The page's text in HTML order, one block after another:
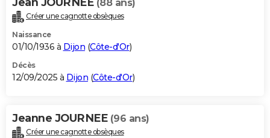
Bricolage
Lifestyle
Culture
Sport
Auto
Television
Voyage
Cinema
(88 ans)
Créer une cagnotte obsèques
Naissance
01/10/1936 à Dijon (Côte-d'Or)
Décès
12/09/2025 à Dijon (Côte-d'Or)
Jeanne JOURNEE (96 ans)
Créer une cagnotte obsèques